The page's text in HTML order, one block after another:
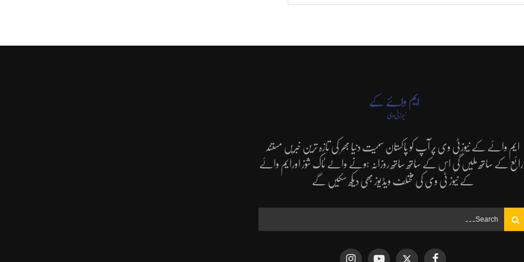
ایم وائے کے نیوزٹی وی پر آپ کو پاکستان سمیت دنیا بھر کی تازہ ترین خبریں مستند
کے ساتھ ملیں گی اس کے ساتھ ساتھ روزانہ ہونے والے ٹاک شوز اورایم وائے
کے نیوز ٹی وی کی مختلف ویڈیوز بھی دیکھ سکیں گے